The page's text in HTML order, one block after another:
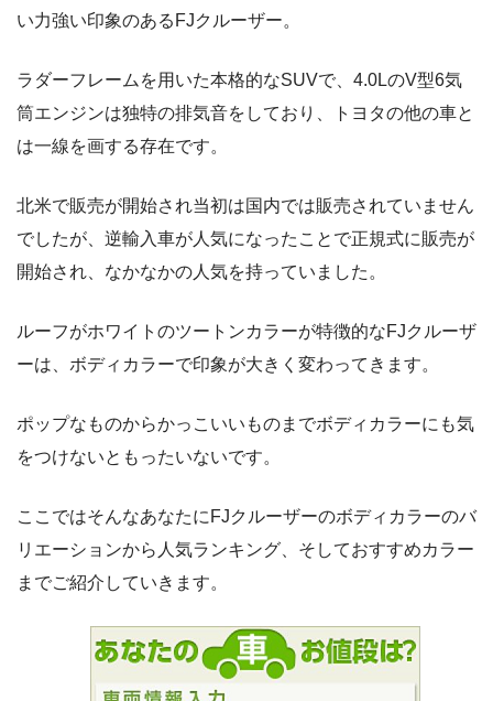
い力強い印象のあるFJクルーザー。
ラダーフレームを用いた本格的なSUVで、4.0LのV型6気
筒エンジンは独特の排気音をしており、トヨタの他の車と
は一線を画する存在です。
北米で販売が開始され当初は国内では販売されていません
でしたが、逆輸入車が人気になったことで正規式に販売が
開始され、なかなかの人気を持っていました。
ルーフがホワイトのツートンカラーが特徴的なFJクルーザ
ーは、ボディカラーで印象が大きく変わってきます。
ポップなものからかっこいいものまでボディカラーにも気
をつけないともったいないです。
ここではそんなあなたにFJクルーザーのボディカラーのバ
リエーションから人気ランキング、そしておすすめカラー
までご紹介していきます。